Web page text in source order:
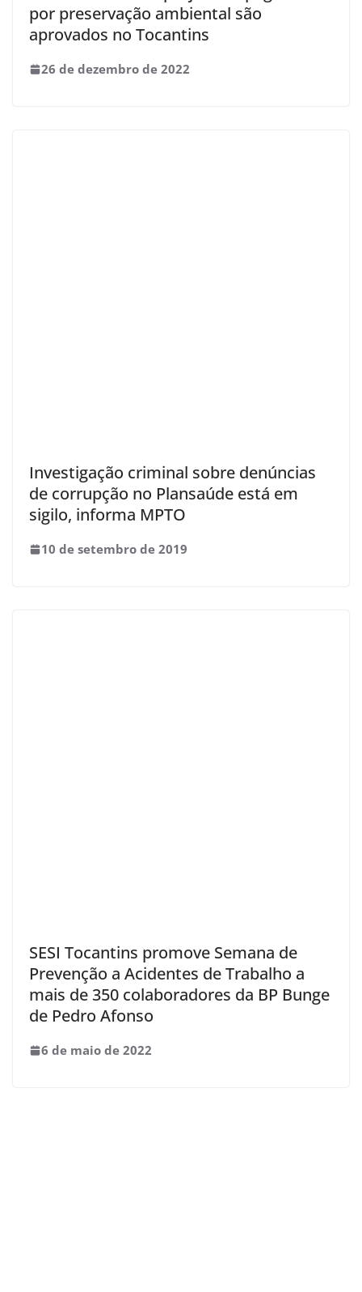
por preservação ambiental são
aprovados no Tocantins
26 de dezembro de 2022
Investigação criminal sobre denúncias
de corrupção no Plansaúde está em
sigilo, informa MPTO
10 de setembro de 2019
SESI Tocantins promove Semana de
Prevenção a Acidentes de Trabalho a
mais de 350 colaboradores da BP Bunge
de Pedro Afonso
6 de maio de 2022